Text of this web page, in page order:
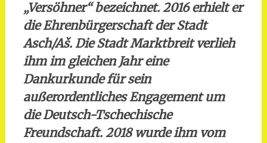
„Versöhner“ bezeichnet. 2016 erhielt er
die Ehrenbürgerschaft der Stadt
Asch/Aš. Die Stadt Marktbreit verlieh
ihm im gleichen Jahr eine
Dankurkunde für sein
außerordentliches Engagement um
die Deutsch-Tschechische
Freundschaft. 2018 wurde ihm vom